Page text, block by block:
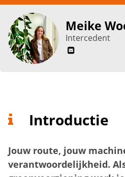
Meike
Intercedent
Introductie
Jouw route, jouw
verantwoordelijkheid.